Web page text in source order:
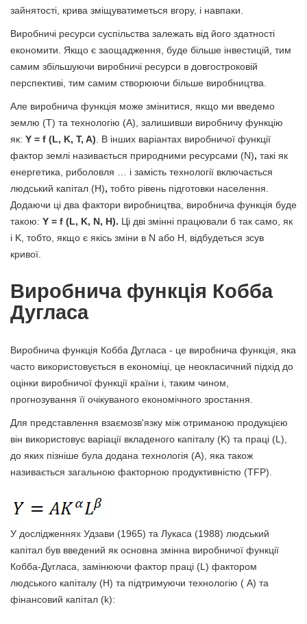
зайнятості, крива зміщуватиметься вгору, і навпаки.
Виробничі ресурси суспільства залежать від його здатності
економити. Якщо є заощадження, буде більше інвестицій, тим
самим збільшуючи виробничі ресурси в довгостроковій
перспективі, тим самим створюючи більше виробництва.
Але виробнича функція може змінитися, якщо ми введемо
землю (T) та технологію (A), залишивши виробничу функцію
як: Y = f (L, K, T, A) . В інших варіантах виробничої функції
фактор землі називається природними ресурсами (N), такі як
енергетика, риболовля … і замість технології включається
людський капітал (H), тобто рівень підготовки населення.
Додаючи ці два фактори виробництва, виробнича функція буде
такою: Y = f (L, K, N, H). Ці дві змінні працювали б так само, як
і K, тобто, якщо є якісь зміни в N або H, відбудеться зсув
кривої.
Виробнича функція Кобба
Дугласа
Виробнича функція Кобба Дугласа - це виробнича функція, яка
часто використовується в економіці, це неокласичний підхід до
оцінки виробничої функції країни і, таким чином,
прогнозування її очікуваного економічного зростання.
Для представлення взаємозв'язку між отриманою продукцією
він використовує варіації вкладеного капіталу (K) та праці (L),
до яких пізніше була додана технологія (A), яка також
називається загальною факторною продуктивністю (TFP).
У дослідженнях Удзави (1965) та Лукаса (1988) людський
капітал був введений як основна змінна виробничої функції
Кобба-Дугласа, замінюючи фактор праці (L) фактором
людського капіталу (H) та підтримуючи технологію ( A) та
фінансовий капітал (k):